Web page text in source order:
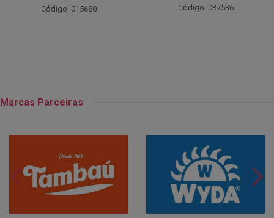
Código: 037536 Código: 001124
Marcas Parceiras